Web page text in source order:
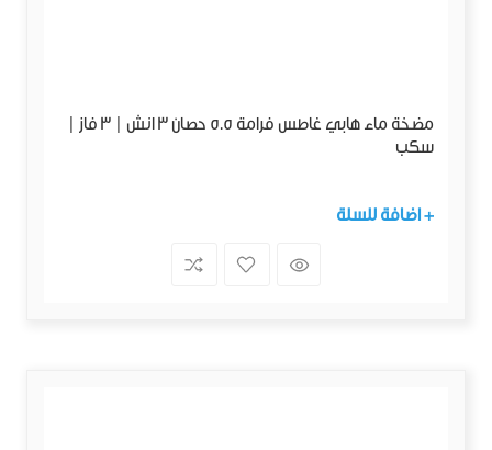
مضخة ماء هابي غاطس فرامة 5.5 حصان 3 انش | 3 فاز |
سكب
+ اضافة للسلة